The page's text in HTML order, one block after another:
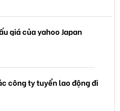
giá của yahoo Japan
công ty tuyển lao động đi